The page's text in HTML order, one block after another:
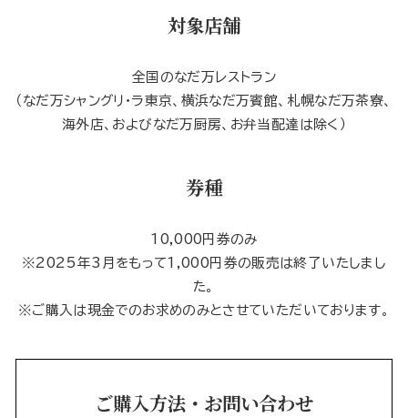
対象店舗
全国のなだ万レストラン
（なだ万シャングリ・ラ東京、横浜なだ万賓館、札幌なだ万茶寮、
海外店、およびなだ万厨房、お弁当配達は除く）
券種
10,000円券のみ
※2025年3月をもって1,000円券の販売は終了いたしまし
た。
※ご購入は現金でのお求めのみとさせていただいております。
ご購入方法・お問い合わせ